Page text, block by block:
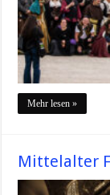
Mehr lesen »
Mittelalter